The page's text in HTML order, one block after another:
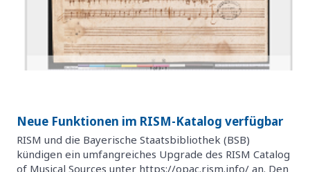
Neue Funktionen im RISM-Katalog verfügbar
RISM und die Bayerische Staatsbibliothek (BSB)
kündigen ein umfangreiches Upgrade des RISM Catalog
of Musical Sources unter https://opac.rism.info/ an. Den